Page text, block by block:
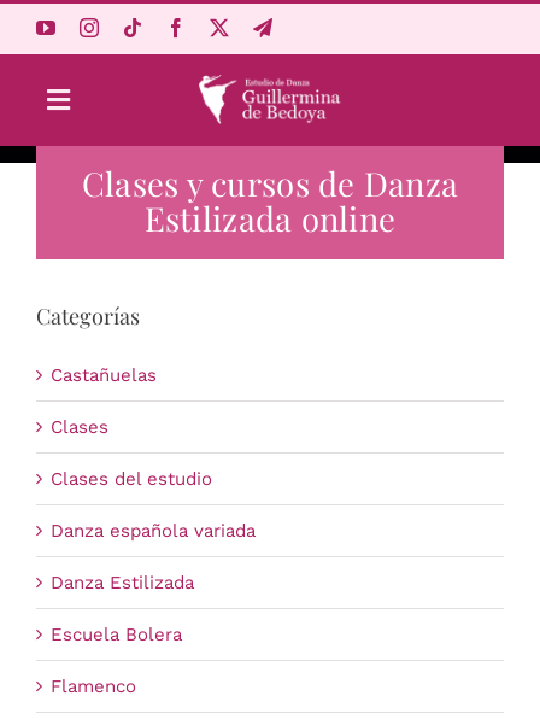
Toggle
Navigation
Aprende Online
Estudio
Carrito
Clases y cursos de Danza
Estilizada online
Categorías
Castañuelas
Clases
Clases del estudio
Danza española variada
Danza Estilizada
Escuela Bolera
Flamenco